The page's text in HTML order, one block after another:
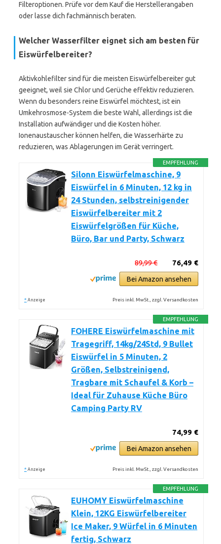
Filteroptionen. Prüfe vor dem Kauf die Herstellerangaben
oder lasse dich fachmännisch beraten.
Welcher Wasserfilter eignet sich am besten für
Eiswürfelbereiter?
Aktivkohlefilter sind für die meisten Eiswürfelbereiter gut
geeignet, weil sie Chlor und Gerüche effektiv reduzieren.
Wenn du besonders reine Eiswürfel möchtest, ist ein
Umkehrosmose-System die beste Wahl, allerdings ist die
Installation aufwändiger und die Kosten höher.
Ionenaustauscher können helfen, die Wasserhärte zu
reduzieren, was Ablagerungen im Gerät verringert.
EMPFEHLUNG
Silonn Eiswürfelmaschine, 9
Eiswürfel in 6 Minuten, 12 kg in
24 Stunden, selbstreinigender
Eiswürfelbereiter mit 2
Eiswürfelgrößen für Küche,
Büro, Bar und Party, Schwarz
76,49 €
89,99 €
Bei Amazon ansehen
* Anzeige Preis inkl. MwSt., zzgl. Versandkosten
EMPFEHLUNG
FOHERE Eiswürfelmaschine mit
Tragegriff, 14kg/24Std, 9 Bullet
Eiswürfel in 5 Minuten, 2
Größen, Selbstreinigend,
Tragbare mit Schaufel & Korb –
Ideal für Zuhause Küche Büro
Camping Party RV
74,99 €
Bei Amazon ansehen
* Anzeige Preis inkl. MwSt., zzgl. Versandkosten
EMPFEHLUNG
EUHOMY Eiswürfelmaschine
Klein, 12KG Eiswürfelbereiter
Ice Maker, 9 Würfel in 6 Minuten
fertig, Schwarz